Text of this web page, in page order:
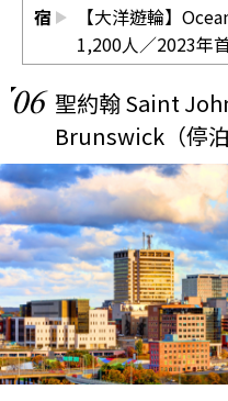
宿
【大洋遊輪】
1,200人／2023年首
06 聖約翰 Saint
Brunswick（停泊